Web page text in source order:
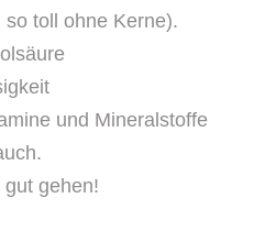
so toll ohne Kerne).
und Mineralstoffe
gehen!